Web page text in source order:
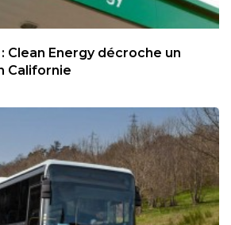
Clean Energy décroche un
Californie